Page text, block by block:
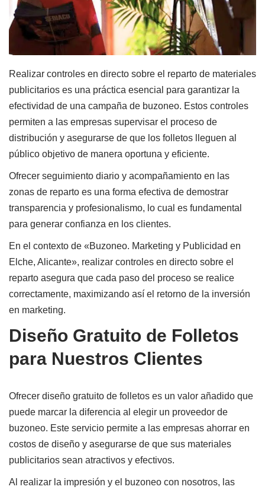
Realizar controles en directo sobre el reparto de materiales
publicitarios es una práctica esencial para garantizar la
efectividad de una campaña de buzoneo. Estos controles
permiten a las empresas supervisar el proceso de
distribución y asegurarse de que los folletos lleguen al
público objetivo de manera oportuna y eficiente.
Ofrecer seguimiento diario y acompañamiento en las
zonas de reparto es una forma efectiva de demostrar
transparencia y profesionalismo, lo cual es fundamental
para generar confianza en los clientes.
En el contexto de «Buzoneo. Marketing y Publicidad en
Elche, Alicante», realizar controles en directo sobre el
reparto asegura que cada paso del proceso se realice
correctamente, maximizando así el retorno de la inversión
en marketing.
Diseño Gratuito de Folletos
para Nuestros Clientes
Ofrecer diseño gratuito de folletos es un valor añadido que
puede marcar la diferencia al elegir un proveedor de
buzoneo. Este servicio permite a las empresas ahorrar en
costos de diseño y asegurarse de que sus materiales
publicitarios sean atractivos y efectivos.
Al realizar la impresión y el buzoneo con nosotros, las